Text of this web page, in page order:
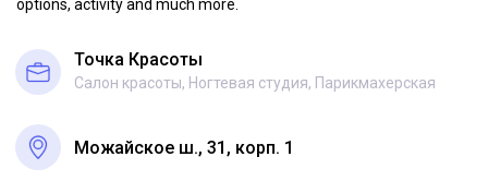
options, activity and much more.
Точка Красоты
Салон красоты, Ногтевая студия, Парикмахерская
Можайское ш., 31, корп. 1